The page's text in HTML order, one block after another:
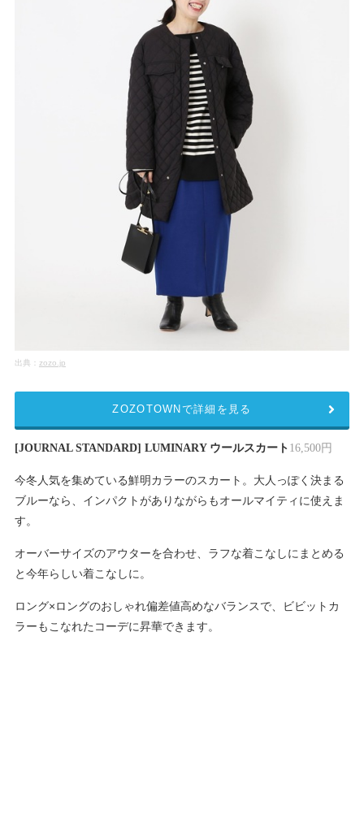
出典： zozo.jp
[JOURNAL STANDARD] LUMINARY ウールスカート 16,500円
今冬人気を集めている鮮明カラーのスカート。大人っぽく決まる
ブルーなら、インパクトがありながらもオールマイティに使えま
す。
オーバーサイズのアウターを合わせ、ラフな着こなしにまとめる
と今年らしい着こなしに。
ロング×ロングのおしゃれ偏差値高めなバランスで、ビビットカ
ラーもこなれたコーデに昇華できます。
ZOZOTOWNで詳細を見る